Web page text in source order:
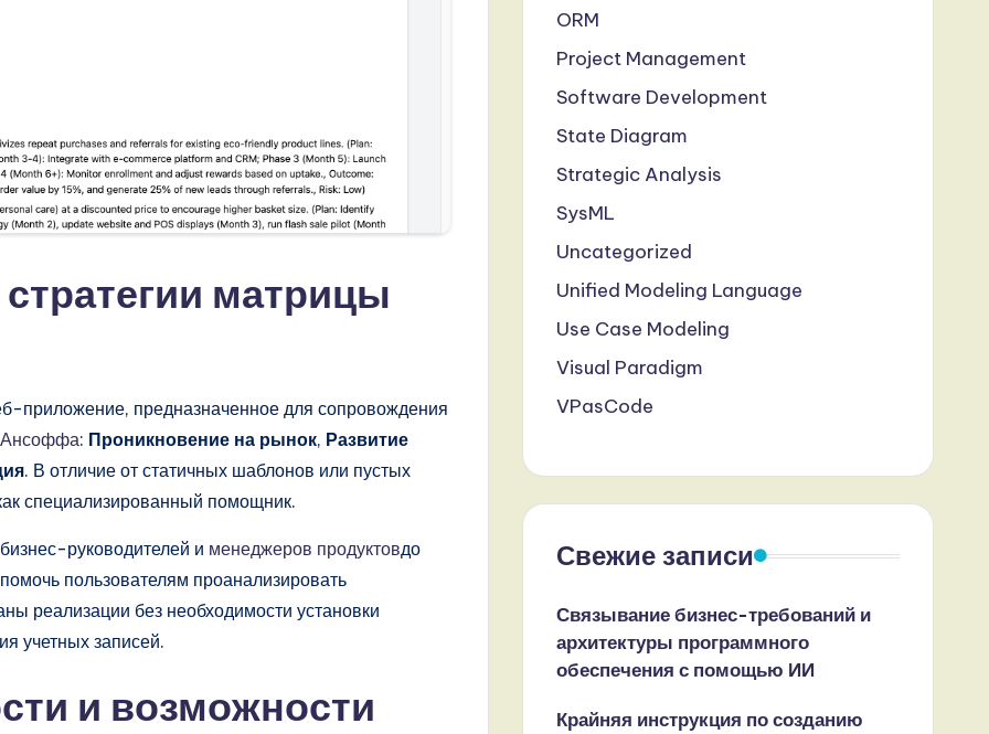
матрицы
приложение, предназначенное для сопровождения
: Проникновение на рынок, Развитие
. В отличие от статичных шаблонов или пустых
специализированный помощник.
руководителей и менеджеров продуктовдо
пользователям проанализировать
реализации без необходимости установки
учетных записей.
и возможности
ORM
Project Management
Software Development
State Diagram
Strategic Analysis
SysML
Uncategorized
Unified Modeling Language
Use Case Modeling
Visual Paradigm
VPasCode
Свежие записи
Связывание бизнес-требований и
архитектуры программного
обеспечения с помощью ИИ
Крайняя инструкция по созданию